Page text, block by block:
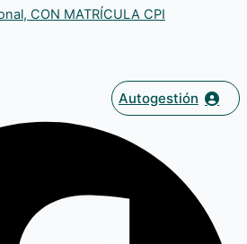
CON MATRÍCULA CPI
Autogestión